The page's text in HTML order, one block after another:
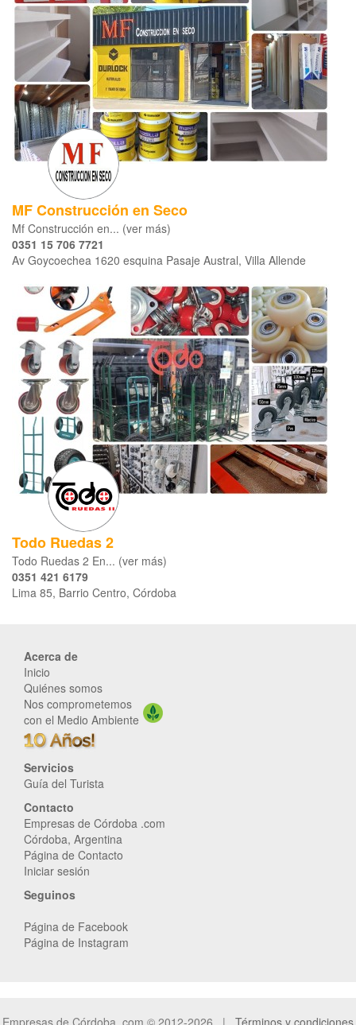
MF Construcción en Seco
Mf Construcción en... (ver más)
0351 15 706 7721
Av Goycoechea 1620 esquina Pasaje Austral, Villa Allende
Todo Ruedas 2
Todo Ruedas 2 En... (ver más)
0351 421 6179
Lima 85, Barrio Centro, Córdoba
Acerca de
Inicio
Quiénes somos
Nos comprometemos
con el Medio Ambiente
Servicios
Guía del Turista
Contacto
Empresas de Córdoba .com
Córdoba, Argentina
Página de Contacto
Iniciar sesión
Seguinos
Página de Facebook
Página de Instagram
Empresas de Córdoba .com © 2012-2026 | Términos y condiciones